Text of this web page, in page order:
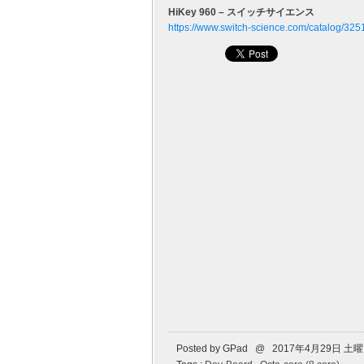
HiKey 960 – スイッチサイエンス
https://www.switch-science.com/catalog/
Posted by GPad @ 2017年4月29日 土曜